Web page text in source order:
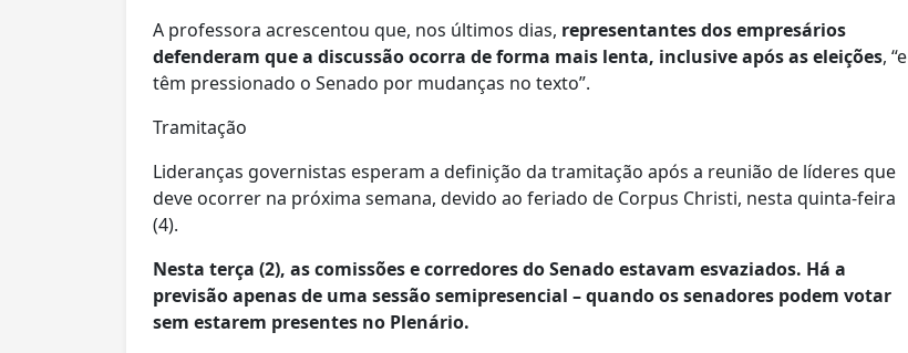
A professora acrescentou que, nos últimos dias, representantes dos empresários
defenderam que a discussão ocorra de forma mais lenta, inclusive após as eleições, “e
têm pressionado o Senado por mudanças no texto”.
Tramitação
Lideranças governistas esperam a definição da tramitação após a reunião de líderes que
deve ocorrer na próxima semana, devido ao feriado de Corpus Christi, nesta quinta-feira
(4).
Nesta terça (2), as comissões e corredores do Senado estavam esvaziados. Há a
previsão apenas de uma sessão semipresencial – quando os senadores podem votar
sem estarem presentes no Plenário.